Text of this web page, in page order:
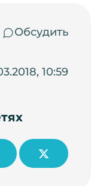
Обсудить
10:59